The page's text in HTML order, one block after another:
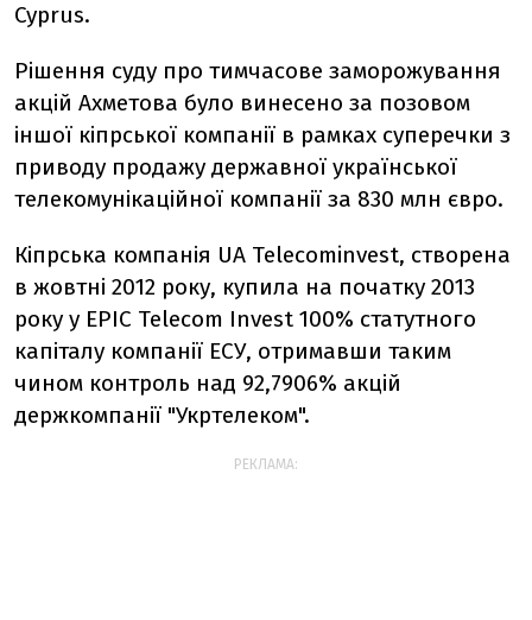
Cyprus.
Рішення суду про тимчасове заморожування
акцій Ахметова було винесено за позовом
іншої кіпрської компанії в рамках суперечки з
приводу продажу державної української
телекомунікаційної компанії за 830 млн євро.
Кіпрська компанія UA Telecominvest, створена
в жовтні 2012 року, купила на початку 2013
року у EPIC Telecom Invest 100% статутного
капіталу компанії ЕСУ, отримавши таким
чином контроль над 92,7906% акцій
держкомпанії "Укртелеком".
РЕКЛАМА: